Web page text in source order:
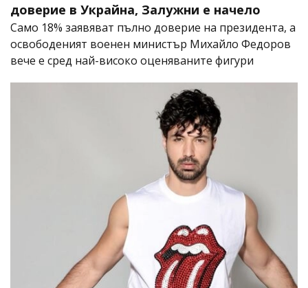
доверие в Украйна, Залужни е начело
Само 18% заявяват пълно доверие на президента, а
освободеният военен министър Михайло Федоров
вече е сред най-високо оценяваните фигури